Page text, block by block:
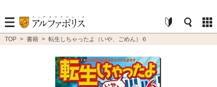
TOP > 書籍 > 転生しちゃったよ（いや、ごめん）６